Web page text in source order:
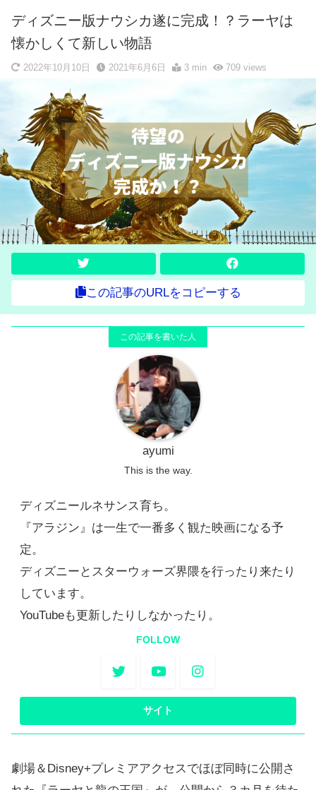
ディズニー版ナウシカ遂に完成！？ラーヤは
懐かしくて新しい物語
2022年10月10日 2021年6月6日 3 min 709views
この記事のURLをコピーする
ayumi
This is the way.
ディズニールネサンス育ち。
『アラジン』は一生で一番多く観た映画になる予
定。
ディズニーとスターウォーズ界隈を行ったり来たり
しています。
YouTubeも更新したりしなかったり。
FOLLOW
劇場＆Disney+プレミアアクセスでほぼ同時に公開さ